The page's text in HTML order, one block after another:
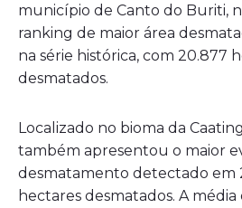
município de Canto do Buriti,
ranking de maior área
na série histórica, com 20.877
desmatados.
Localizado no bioma da
também apresentou o maior
desmatamento detectado em
hectares desmatados. A média